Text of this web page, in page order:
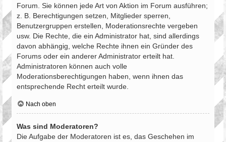
Forum. Sie können jede Art von Aktion im Forum ausführen;
z. B. Berechtigungen setzen, Mitglieder sperren,
Benutzergruppen erstellen, Moderationsrechte vergeben
usw. Die Rechte, die ein Administrator hat, sind allerdings
davon abhängig, welche Rechte ihnen ein Gründer des
Forums oder ein anderer Administrator erteilt hat.
Administratoren können auch volle
Moderationsberechtigungen haben, wenn ihnen das
entsprechende Recht erteilt wurde.
Nach oben
Was sind Moderatoren?
Die Aufgabe der Moderatoren ist es, das Geschehen im